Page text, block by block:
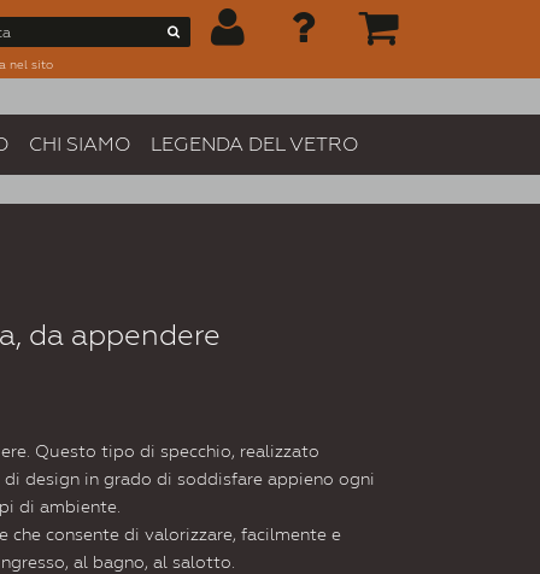
nel sito
CHI SIAMO LEGENDA DEL VETRO
da appendere
Questo tipo di specchio, realizzato
design in grado di soddisfare appieno ogni
di ambiente.
che consente di valorizzare, facilmente e
al bagno, al salotto.